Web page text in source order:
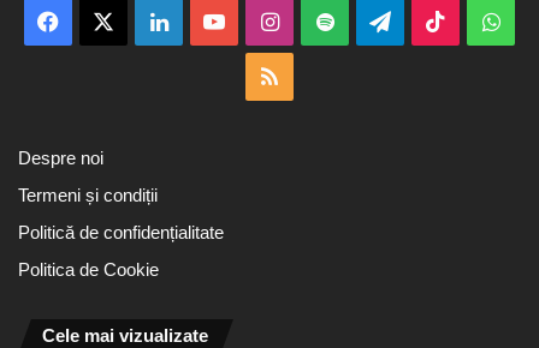
Facebook LinkedInYouTubeInstagram
Spotify TelegramTikTok
Despre noi
Termeni și condiții
Politică de confidențialitate
Politica de Cookie
Cele mai vizualizate